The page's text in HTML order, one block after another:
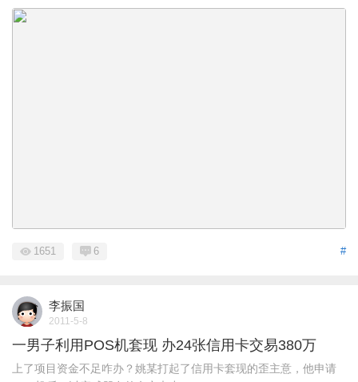
#
1651 6
李振国
2011-5-8
一男子利用POS机套现 办24张信用卡交易380万
上了项目资金不足咋办？姚某打起了信用卡套现的歪主意，他申请